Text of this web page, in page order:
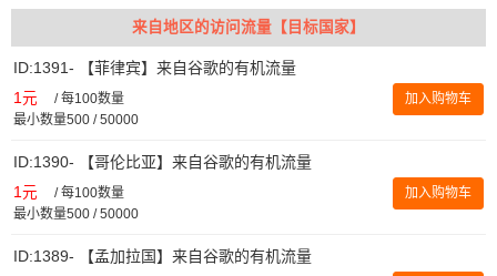
来自地区的访问流量【目标国家】
ID:1391- 【菲律宾】来自谷歌的有机流量
1元 /每100数量
最小数量500 / 50000
加入购物车
ID:1390- 【哥伦比亚】来自谷歌的有机流量
1元 /每100数量
最小数量500 / 50000
加入购物车
ID:1389- 【孟加拉国】来自谷歌的有机流量